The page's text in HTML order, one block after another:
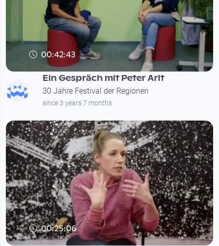
00:42:43
Ein Gespräch mit Peter Arlt
30 Jahre Festival der Regionen
since 3 years 7 months
00:25:06